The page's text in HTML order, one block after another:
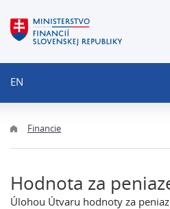
EN
Financie
Hodnota za
Úlohou Útvaru hodnoty za